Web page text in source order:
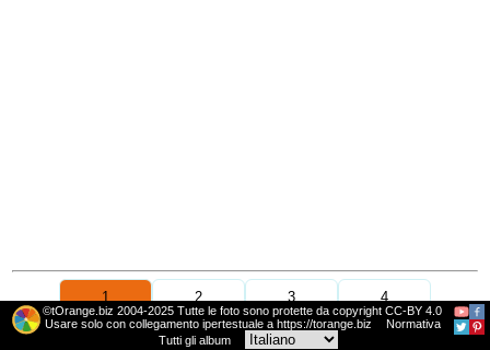
1 2 3 4
©tOrange.biz 2004-2025 Tutte le foto sono protette da copyright CC-BY 4.0
Usare solo con collegamento ipertestuale a https://torange.biz
Normativa
Tutti gli album